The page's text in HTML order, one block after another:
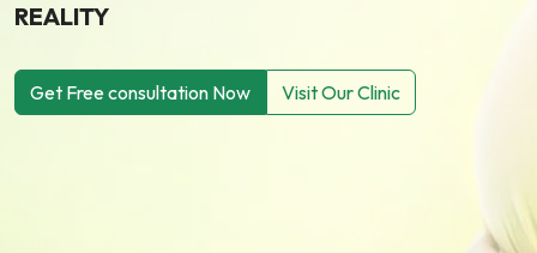
REALITY
Get Free consultation Now Visit Our Clinic